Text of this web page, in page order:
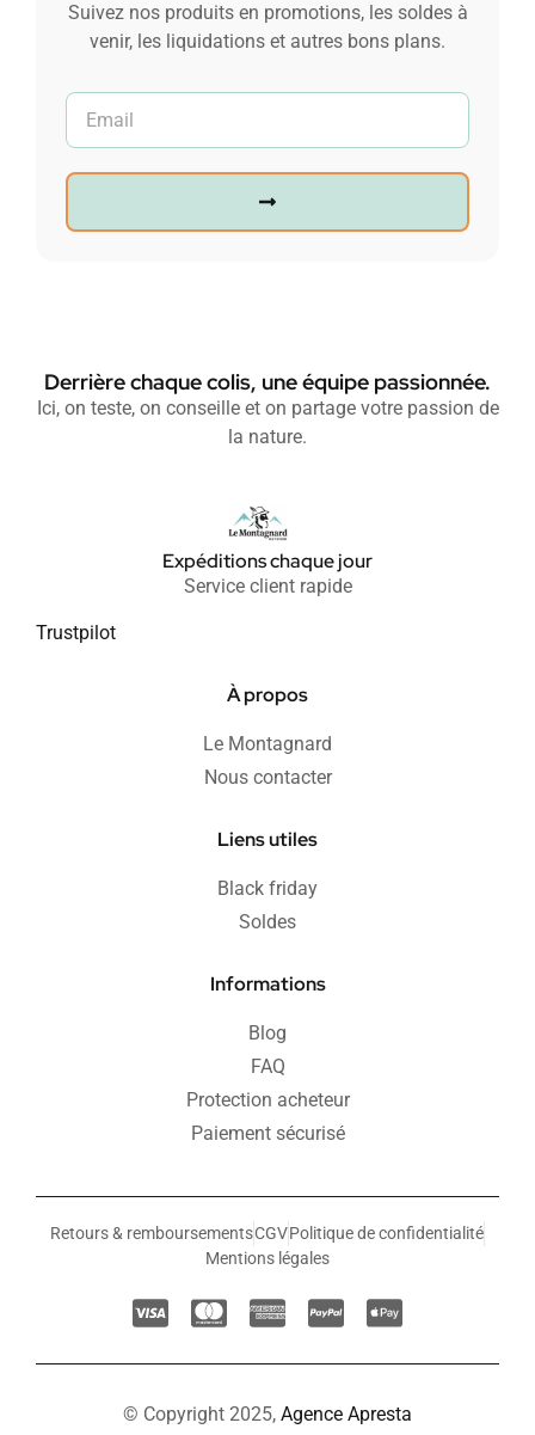
Suivez nos produits en promotions, les soldes à
venir, les liquidations et autres bons plans.
Derrière chaque colis, une équipe passionnée.
Ici, on teste, on conseille et on partage votre passion de
la nature.
Expéditions chaque jour
Service client rapide
Trustpilot
À propos
Le Montagnard
Nous contacter
Liens utiles
Black friday
Soldes
Informations
Blog
FAQ
Protection acheteur
Paiement sécurisé
Retours & remboursementsCGVPolitique de confidentialité
Mentions légales
© Copyright 2025, Agence Apresta